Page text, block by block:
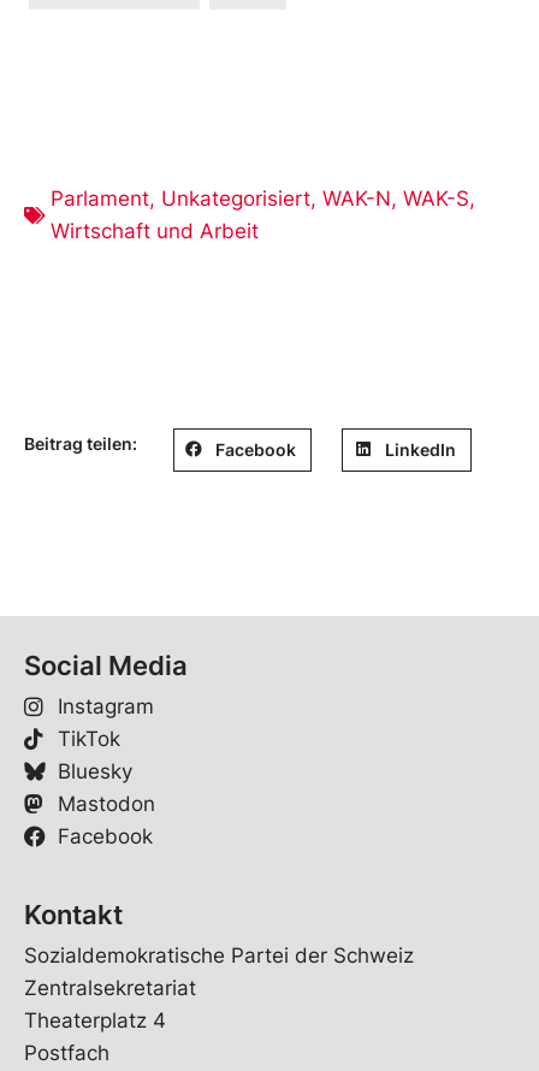
Parlament, Unkategorisiert, WAK-N, WAK-S,
Wirtschaft und Arbeit
Beitrag teilen: Facebook LinkedIn
Social Media
Instagram
TikTok
Bluesky
Mastodon
Facebook
Kontakt
Sozialdemokratische Partei der Schweiz
Zentralsekretariat
Theaterplatz 4
Postfach